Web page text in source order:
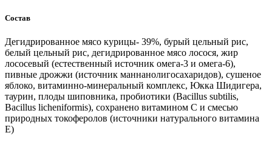
Состав
Дегидрированное мясо курицы- 39%, бурый цельный рис,
белый цельный рис, дегидрированное мясо лосося, жир
лососевый (естественный источник омега-3 и омега-6),
пивные дрожжи (источник маннанолигосахаридов), сушеное
яблоко, витаминно-минеральный комплекс, Юкка Шидигера,
таурин, плоды шиповника, пробиотики (Bacillus subtilis,
Bacillus licheniformis), сохранено витамином С и смесью
природных токоферолов (источники натурального витамина
Е)